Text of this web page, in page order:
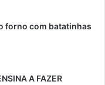
forno com batatinhas
A FAZER